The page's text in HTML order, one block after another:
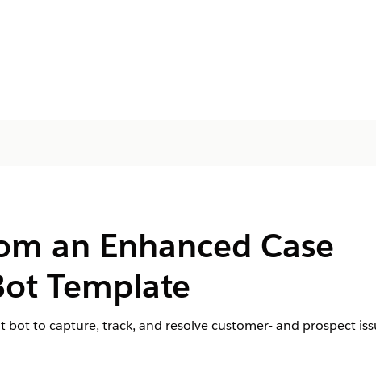
an Enhanced Case
Template
bot to capture, track, and resolve customer- and prospect